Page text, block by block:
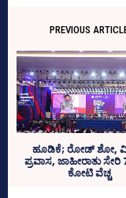
PREVIOUS
ಹೂಡಿಕೆ; ರೋಡ್‌ ಶೋ,
ಪ್ರವಾಸ, ಜಾಹೀರಾತು
ಕೋಟಿ ವೆಚ್ಚ